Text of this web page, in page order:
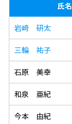
氏名
岩﨑 研太
三輪 祐子
石原 美幸
和泉 亜紀
今本 由紀